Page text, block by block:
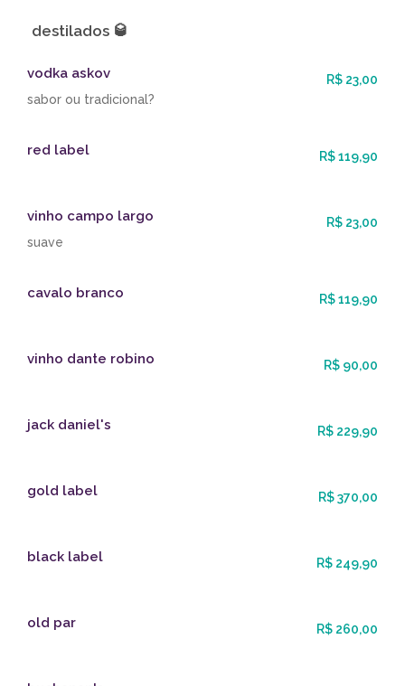
destilados 🥃
vodka askov
R$ 23,00
sabor ou tradicional?
red label R$ 119,90
vinho campo largo
R$ 23,00
suave
cavalo branco R$ 119,90
vinho dante robino R$ 90,00
jack daniel's R$ 229,90
gold label R$ 370,00
black label R$ 249,90
old par R$ 260,00